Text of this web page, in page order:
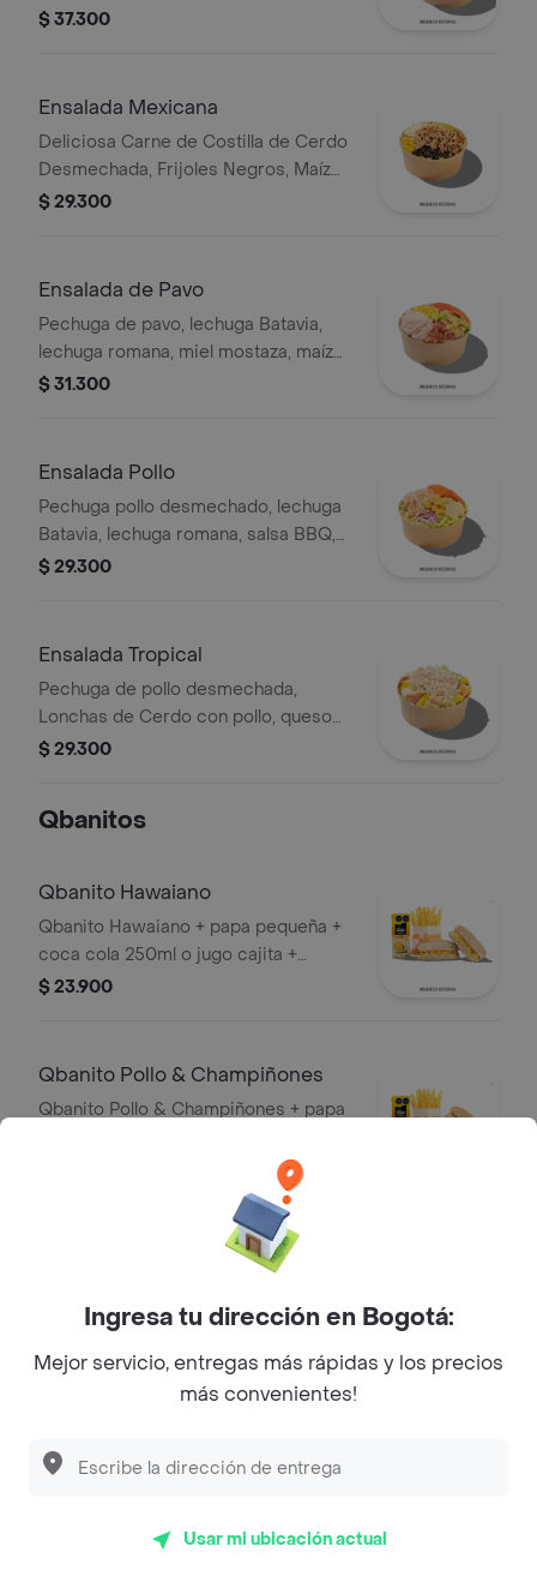
tierno, tomate chonto, croutones y
$ 37.300
Ensalada Mexicana
Deliciosa Carne de Costilla de Cerdo
Desmechada, Frijoles Negros, Maíz
tierno, Queso mozzarella, Guacamole,
$ 29.300
Ensalada de Pavo
Pechuga de pavo, lechuga Batavia,
lechuga romana, miel mostaza, maíz
tierno, tomate chonto, croutones y
$ 31.300
Ensalada Pollo
Pechuga pollo desmechado, lechuga
Batavia, lechuga romana, salsa BBQ,
tomate chonto, queso mozzarella,
$ 29.300
Ensalada Tropical
Pechuga de pollo desmechada,
Lonchas de Cerdo con pollo, queso
amarillo, piña calada, lechuga batavia y
$ 29.300
Qbanitos
Qbanito Hawaiano
Qbanito Hawaiano + papa pequeña +
coca cola 250ml o jugo cajita +
obsequio
$ 23.900
Qbanito Pollo & Champiñones
Qbanito Pollo & Champiñones + papa
queso+papa pequeña+coca cola
$ 23.900
Carne hamburguesa de res y cerdo
(125g), queso mozzarella, tocineta,
Ingresa tu dirección en Bogotá:
Mejor servicio, entregas más rápidas y los precios
más convenientes!
Usar mi ubicación actual